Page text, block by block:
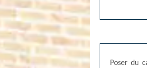
Poser du